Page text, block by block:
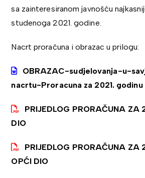
sa zainteresiranom javnošću
studenoga 2021. godine.
Nacrt proračuna i obrazac u prilogu:
OBRAZAC-sudjelovanja-u-
nacrtu-Proracuna za 2021. godinu
PRIJEDLOG PRORAČUNA ZA
DIO
PRIJEDLOG PRORAČUNA ZA
OPĆI DIO